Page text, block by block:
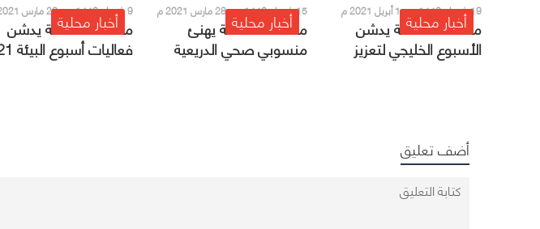
أخبار محلية19 شعبان 1442 هـ - 1 أبريل 2021 م
محافظ صامطة يدشن
الأسبوع الخليجي لتعزيز
صحة الفم والأسنان
أخبار محلية15 شعبان 1442 هـ - 28 مارس 2021 م
محافظ صامطة يهنئ
منسوبي صحي الدريعية
بجائزة التميز
أخبار محلية 9 شعبان 1442 هـ - 22 مارس 2021 م
محافظ صامطة يدشن
فعاليات أسبوع البيئة 2021
أضف تعليق